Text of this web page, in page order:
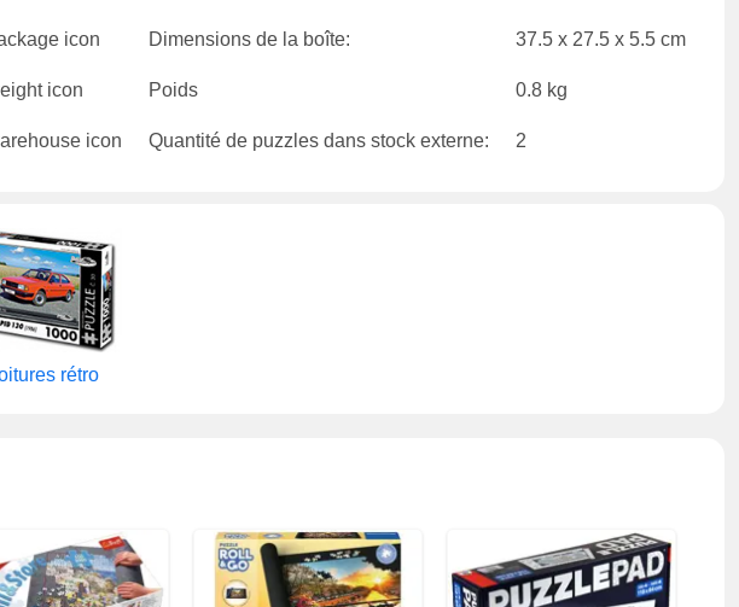
Dimensions de la boîte: 37.5 x 27.5 x 5.5 cm
Poids 0.8 kg
Quantité de puzzles dans stock externe: 2
rétro